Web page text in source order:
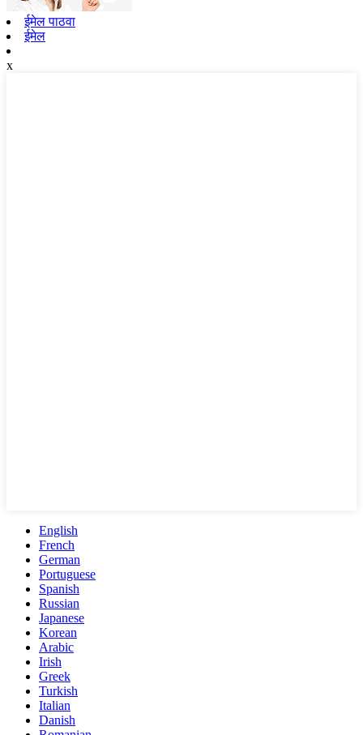
ईमेल पाठवा
ईमेल
x
English
French
German
Portuguese
Spanish
Russian
Japanese
Korean
Arabic
Irish
Greek
Turkish
Italian
Danish